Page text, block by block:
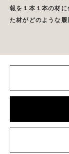
報を１本１本の材
た材がどのような履